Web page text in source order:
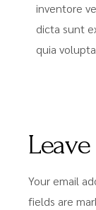
inventore
dicta sunt
quia
Your email
fields are